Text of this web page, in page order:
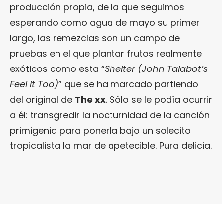
producción propia, de la que seguimos
esperando como agua de mayo su primer
largo, las remezclas son un campo de
pruebas en el que plantar frutos realmente
exóticos como esta “Shelter (John Talabot’s
Feel It Too)” que se ha marcado partiendo
del original de The xx. Sólo se le podía ocurrir
a él: transgredir la nocturnidad de la canción
primigenia para ponerla bajo un solecito
tropicalista la mar de apetecible. Pura delicia.